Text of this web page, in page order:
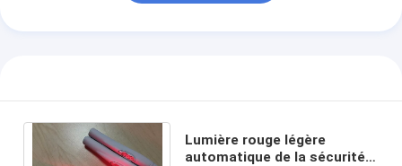
Lumière rouge légère
automatique de la sécurité